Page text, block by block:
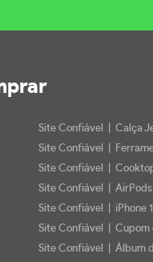
Site Confiável | Calça
Site Confiável |
Site Confiável |
Site Confiável | AirPods
Site Confiável | iPhone
Site Confiável | Cupom
Site Confiável | Álbum